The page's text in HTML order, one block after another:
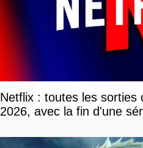
Netflix : toutes les sorties
2026, avec la fin d'une